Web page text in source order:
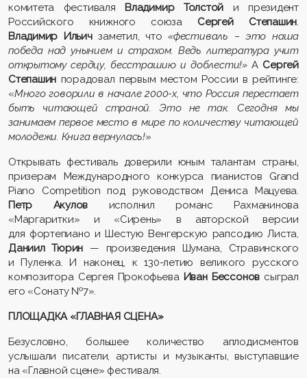
комитета фестиваля Владимир Толстой и президент
Российского книжного союза Сергей Степашин.
Владимир Ильичзаметил, что«фестиваль – это наша
победа над унынием и страхом. Ведь литература учит
открытому сердцу, бесстрашию и доблести!»А Сергей
Степашин порадовал первым местом России в рейтинге:
«Много говорили в начале 2000-х, что Россия перестает
быть читающей страной. Это не так. Сегодня мы
занимаем первое место в мире по количеству читающей
молодежи. Книга вернулась!»
Открывать фестиваль доверили юным талантам страны,
призерам Международного конкурса пианистов Grand
Piano Competition под руководством Дениса Мацуева.
Петр Акулов исполнил романс Рахманинова
«Маргаритки» и «Сирень» в авторской версии
для фортепиано и Шестую Венгерскую рапсодию Листа,
Даниил Тюрин — произведения Шумана, Стравинского
и Пуленка. И наконец, к 130-летию великого русского
композитора Сергея Прокофьева Иван Бессонов сыграл
его «Сонату №7».
ПЛОЩАДКА «ГЛАВНАЯ СЦЕНА»
Безусловно, большее количество аплодисментов
услышали писатели, артисты и музыканты, выступавшие
на «Главной сцене» фестиваля.